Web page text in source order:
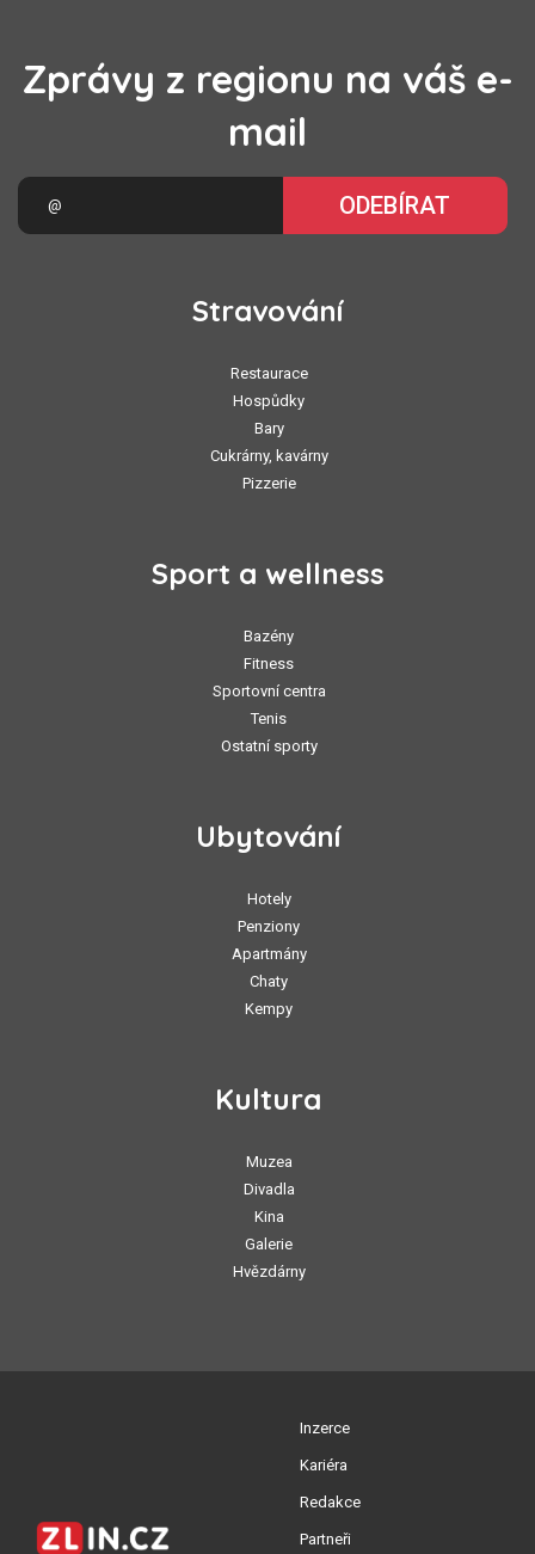
Zprávy z regionu na váš e-
mail
ODEBÍRAT
Stravování
Restaurace
Hospůdky
Bary
Cukrárny, kavárny
Pizzerie
Sport a wellness
Bazény
Fitness
Sportovní centra
Tenis
Ostatní sporty
Ubytování
Hotely
Penziony
Apartmány
Chaty
Kempy
Kultura
Muzea
Divadla
Kina
Galerie
Hvězdárny
Inzerce
Kariéra
Redakce
Partneři